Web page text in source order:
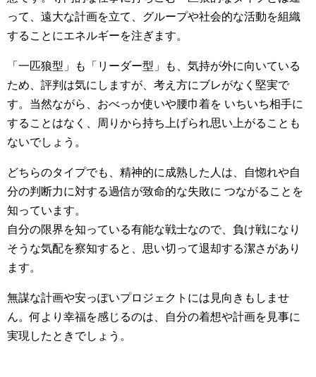
って、遠大な計画を立て、グループや社会的な活動を組織
することにエネルギーを注ぎます。
「一匹狼型」も「リーダー型」も、気持が外に向いている
ため、評判は気にしますが、考え方にブレがなく堅実で
す。当然ながら、おべっか使いや腰巾着を いちいち相手に
することはなく、周りから持ち上げられ思い上がることも
ないでしょう。
どちらのタイプでも、精神的に成熟した人は、自惚れや自
分の判断力に対する過信が致命的な失敗に つながることを
知っています。
自分の限界を知っている有能な戦士なので、負け戦になり
そうな気配を察知すると、思い切って退却する潔さがあり
ます。
無謀な計画や安っぽいプロジェクトには見向きもしませ
ん。何より幸福を感じるのは、自分の着想や計画を見事に
実現したときでしょう。